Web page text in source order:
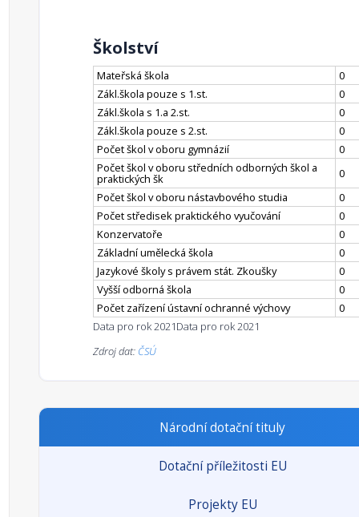
Školství
Mateřská škola
0
Zákl.škola pouze s 1.st.
0
Zákl.škola s 1.a 2.st.
0
Zákl.škola pouze s 2.st.
0
Počet škol v oboru gymnázií
0
Počet škol v oboru středních odborných škol a
praktických šk
0
Počet škol v oboru nástavbového studia
0
Počet středisek praktického vyučování
0
Konzervatoře
0
Základní umělecká škola
0
Jazykové školy s právem stát. Zkoušky
0
Vyšší odborná škola
0
Počet zařízení ústavní ochranné výchovy
0
Data pro rok 2021Data pro rok 2021
Zdroj dat: ČSÚ
Národní dotační tituly
Dotační příležitosti EU
Projekty EU